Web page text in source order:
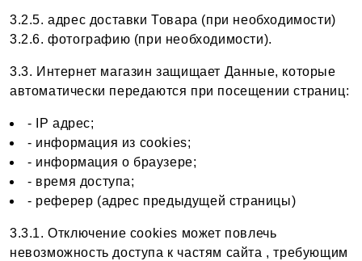
3.2.5. адрес доставки Товара (при необходимости)
3.2.6. фотографию (при необходимости).
3.3. Интернет магазин защищает Данные, которые
автоматически передаются при посещении страниц:
- IP адрес;
- информация из cookies;
- информация о браузере;
- время доступа;
- реферер (адрес предыдущей страницы)
3.3.1. Отключение cookies может повлечь
невозможность доступа к частям сайта , требующим